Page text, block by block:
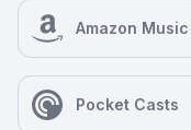
Amazon Music
Pocket Casts